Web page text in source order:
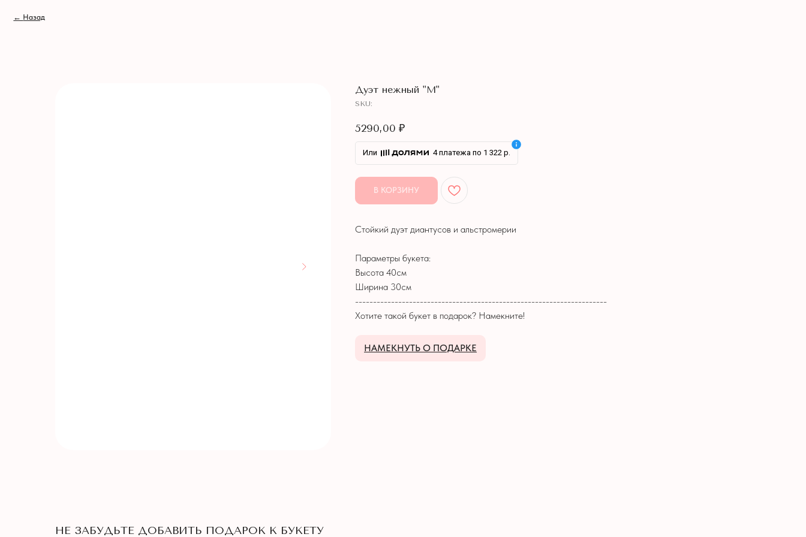
Назад
Дуэт нежный "M"
SKU:
5290,00 ₽
Или 4 платежа по 1 322 р.
В КОРЗИНУ
Стойкий дуэт диантусов и альстромерии
Параметры букета:
Высота 40см
Ширина 30см
----------------------------------------------------------------------
Хотите такой букет в подарок? Намекните!
НАМЕКНУТЬ О ПОДАРКЕ
НЕ ЗАБУДЬТЕ ДОБАВИТЬ ПОДАРОК К БУКЕТУ